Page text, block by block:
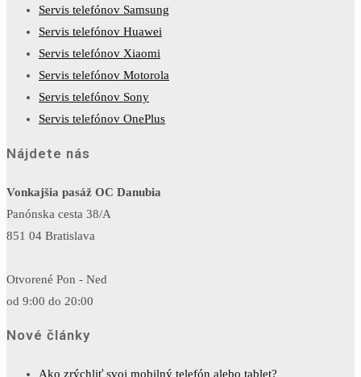
Servis telefónov Samsung
Servis telefónov Huawei
Servis telefónov Xiaomi
Servis telefónov Motorola
Servis telefónov Sony
Servis telefónov OnePlus
Nájdete nás
Vonkajšia pasáž OC Danubia
Panónska cesta 38/A
851 04 Bratislava
Otvorené Pon - Ned
od 9:00 do 20:00
Nové články
Ako zrýchliť svoj mobilný telefón alebo tablet?